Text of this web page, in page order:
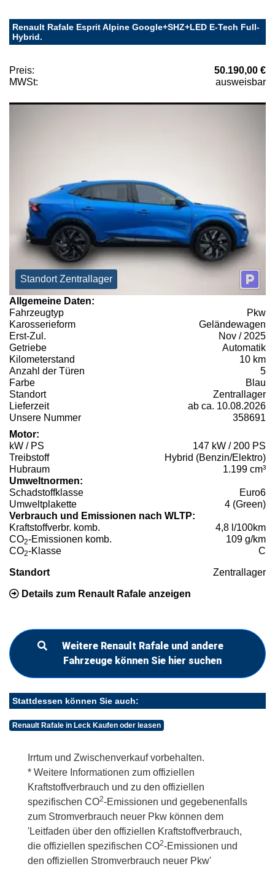
Renault Rafale Esprit Alpine Google+SHZ+LED E-Tech Full-
Hybrid.
Preis:
50.190,00 €
MWSt:
ausweisbar
Standort Zentrallager
Allgemeine Daten:
Fahrzeugtyp
Pkw
Karosserieform
Geländewagen
Erst-Zul.
Nov / 2025
Getriebe
Automatik
Kilometerstand
10 km
Anzahl der Türen
5
Farbe
Blau
Standort
Zentrallager
Lieferzeit
ab ca. 10.08.2026
Unsere Nummer
358691
Motor:
kW / PS
147 kW / 200 PS
Treibstoff
Hybrid (Benzin/Elektro)
Hubraum
1.199 cm³
Umweltnormen:
Schadstoffklasse
Euro6
Umweltplakette
4 (Green)
Verbrauch und Emissionen nach WLTP:
Kraftstoffverbr. komb.
4,8 l/100km
CO2-Emissionen komb.
109 g/km
CO2-Klasse C
Standort Zentrallager
Details zum Renault Rafale anzeigen
Weitere Renault Rafale und andere
Fahrzeuge können Sie hier suchen
Stattdessen können Sie auch:
Renault Rafale in Leck Kaufen oder leasen
Irrtum und Zwischenverkauf vorbehalten.
* Weitere Informationen zum offiziellen
Kraftstoffverbrauch und zu den offiziellen
spezifischen CO2-Emissionen und gegebenenfalls
zum Stromverbrauch neuer Pkw können dem
'Leitfaden über den offiziellen Kraftstoffverbrauch,
die offiziellen spezifischen CO2-Emissionen und
den offiziellen Stromverbrauch neuer Pkw'